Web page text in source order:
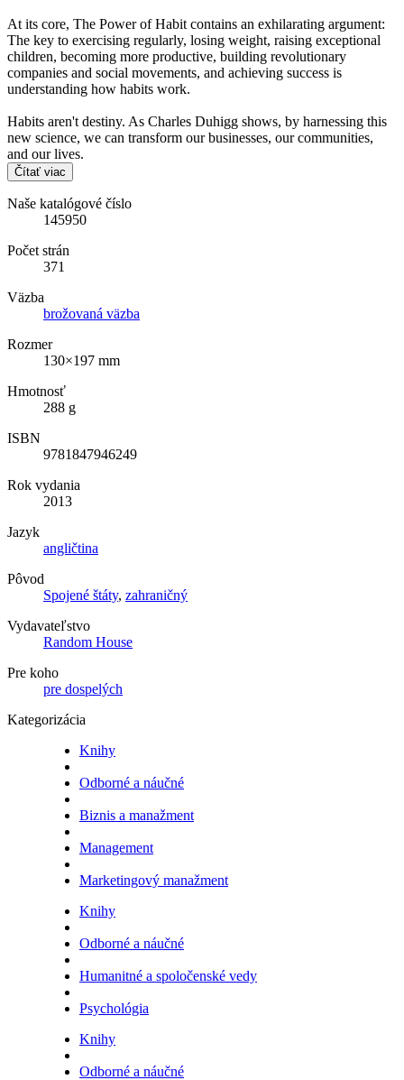
At its core, The Power of Habit contains an exhilarating argument:
The key to exercising regularly, losing weight, raising exceptional
children, becoming more productive, building revolutionary
companies and social movements, and achieving success is
understanding how habits work.
Habits aren't destiny. As Charles Duhigg shows, by harnessing this
new science, we can transform our businesses, our communities,
and our lives.
Čítať viac
Naše katalógové číslo
145950
Počet strán
371
Väzba
brožovaná väzba
Rozmer
130×197 mm
Hmotnosť
288 g
ISBN
9781847946249
Rok vydania
2013
Jazyk
angličtina
Pôvod
Spojené štáty, zahraničný
Vydavateľstvo
Random House
Pre koho
pre dospelých
Kategorizácia
Knihy
Odborné a náučné
Biznis a manažment
Management
Marketingový manažment
Knihy
Odborné a náučné
Humanitné a spoločenské vedy
Psychológia
Knihy
Odborné a náučné